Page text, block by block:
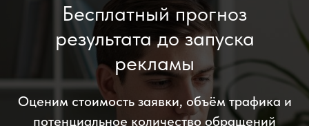
Бесплатный прогноз
результата до запуска
рекламы
Оценим стоимость заявки, объём трафика и
потенциальное количество обращений